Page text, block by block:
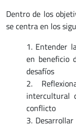
Dentro de los
se centra en los
1. Entender
en beneficio
desafíos
2.
intercultural
conflicto
3.